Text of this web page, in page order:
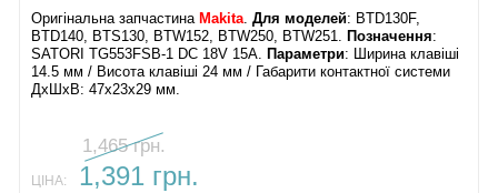
Оригінальна запчастина Makita .Для моделей: BTD130F,
BTD140, BTS130, BTW152, BTW250, BTW251.
Позначення:
SATORI TG553FSB-1 DC 18V 15A.
Параметри: Ширина клавіші
14.5 мм / Висота клавіші 24 мм / Габарити контактної системи
ДхШхВ: 47х23х29 мм.
1,465 грн.
ЦІНА: 1,391 грн.